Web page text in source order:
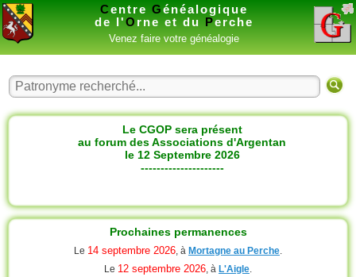
Centre Généalogique
de l'O rne et du Perche
Venez faire votre généalogie
Le CGOP sera présent
au forum des Associations d'Argentan
le 12 Septembre 2026
---------------------
Prochaines permanences
Le 14 septembre 2026, à Mortagne au Perche.
Le 12 septembre 2026, à L'Aigle.